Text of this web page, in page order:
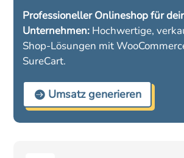
Professioneller Onlineshop für
Unternehmen: Hochwertige,
Shop-Lösungen mit
SureCart.
Umsatz generieren